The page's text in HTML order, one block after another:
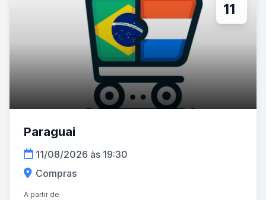
11
Paraguai
11/08/2026 às 19:30
Compras
A partir de